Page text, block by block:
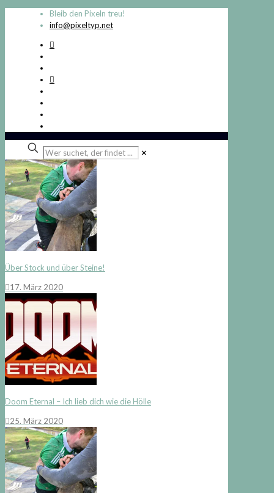
Bleib den Pixeln treu!
info@pixeltyp.net
Wer
suchet,
der
findet
...
✕
Über Stock und über Steine!
17. März 2020
Doom Eternal – Ich lieb dich wie die Hölle
25. März 2020